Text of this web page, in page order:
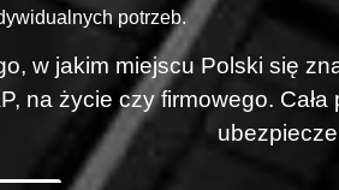
potrzeb.
w jakim miejscu Polski się
na życie czy firmowego.